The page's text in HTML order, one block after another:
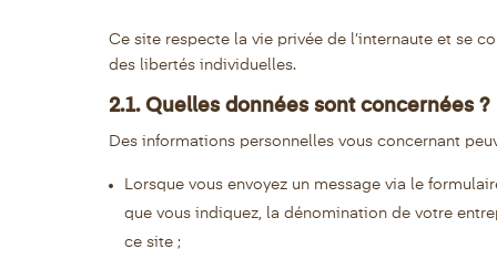
Ce site respecte la vie privée de l’internaute et se
des libertés individuelles.
2.1. Quelles données sont concernées ?
Des informations personnelles vous concernant
Lorsque vous envoyez un message via le
que vous indiquez, la dénomination de votre
ce site ;